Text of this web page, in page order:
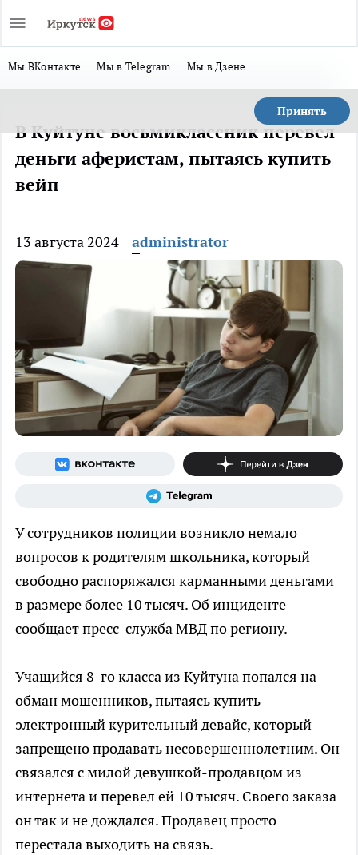
Мы ВКонтакте Мы в Telegram Мы в Дзене
Принять
В Куйтуне восьмиклассник перевел
деньги аферистам, пытаясь купить
вейп
13 августа 2024 administrator
У сотрудников полиции возникло немало
вопросов к родителям школьника, который
свободно распоряжался карманными деньгами
в размере более 10 тысяч. Об инциденте
сообщает пресс-служба МВД по региону.
Учащийся 8-го класса из Куйтуна попался на
обман мошенников, пытаясь купить
электронный курительный девайс, который
запрещено продавать несовершеннолетним. Он
связался с милой девушкой-продавцом из
интернета и перевел ей 10 тысяч. Своего заказа
он так и не дождался. Продавец просто
перестала выходить на связь.